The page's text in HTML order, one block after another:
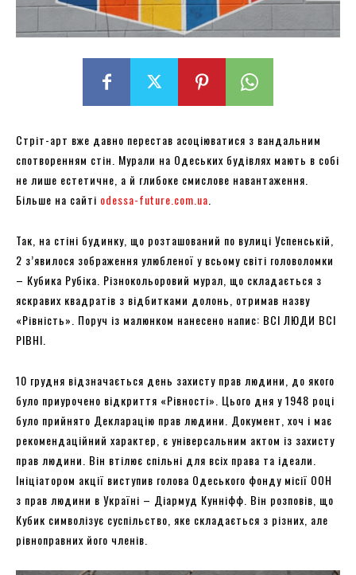
Стріт-арт вже давно перестав асоціюватися з вандальним
спотворенням стін. Мурали на Одеських будівлях мають в собі
не лише естетичне, а й глибоке смислове навантаження.
Більше на сайті odessa-future.com.ua
Так, на стіні будинку, що розташований по вулиці Успенській,
2 з’явилося зображення улюбленої у всьому світі головоломки
– Кубика Рубіка. Різнокольоровий мурал, що складається з
яскравих квадратів з відбитками долонь, отримав назву
«Рівність». Поруч із малюнком нанесено напис: ВСІ ЛЮДИ ВСІ
РІВНІ.
10 грудня відзначається день захисту прав людини, до якого
було приурочено відкриття «Рівності». Цього дня у 1948 році
було прийнято Декларацію прав людини. Документ, хоч і має
рекомендаційний характер, є універсальним актом із захисту
прав людини. Він втілює спільні для всіх права та ідеали.
Ініціатором акції виступив голова Одеського фонду місії ООН
з прав людини в Україні – Діармуд Кунніфф. Він розповів, що
Кубик символізує суспільство, яке складається з різних, але
рівноправних його членів.